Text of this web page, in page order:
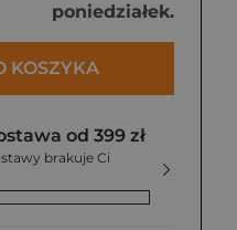
poniedziałek.
KOSZYKA
od 399 zł
brakuje Ci